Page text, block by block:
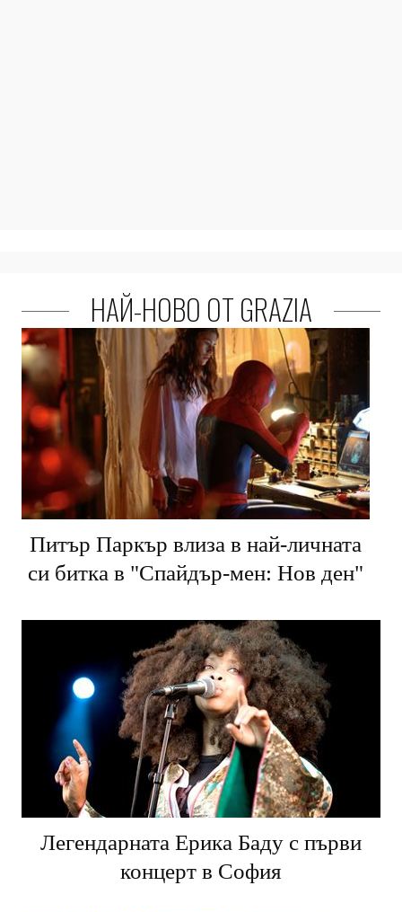
НАЙ-НОВО ОТ GRAZIA
Питър Паркър влиза в най-личната
си битка в "Спайдър-мен: Нов ден"
Легендарната Ерика Баду с първи
концерт в София